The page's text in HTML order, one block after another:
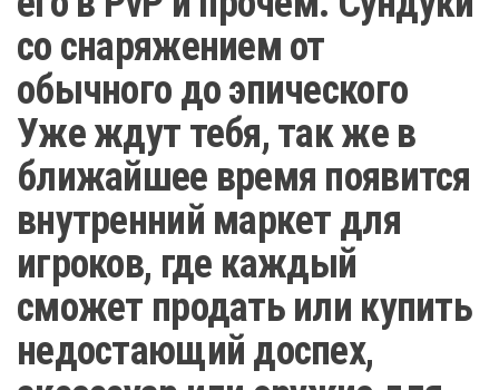
со снаряжением от
обычного до эпического
Уже ждут тебя, так же в
ближайшее время появится
внутренний маркет для
игроков, где каждый
сможет продать или купить
недостающий доспех,